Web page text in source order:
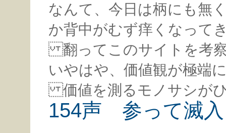
なんて、今日は柄にも無
か背中がむず痒くなって
翻ってこのサイトを考
いやはや、価値観が極端
価値を測るモノサシが
154声 参って滅